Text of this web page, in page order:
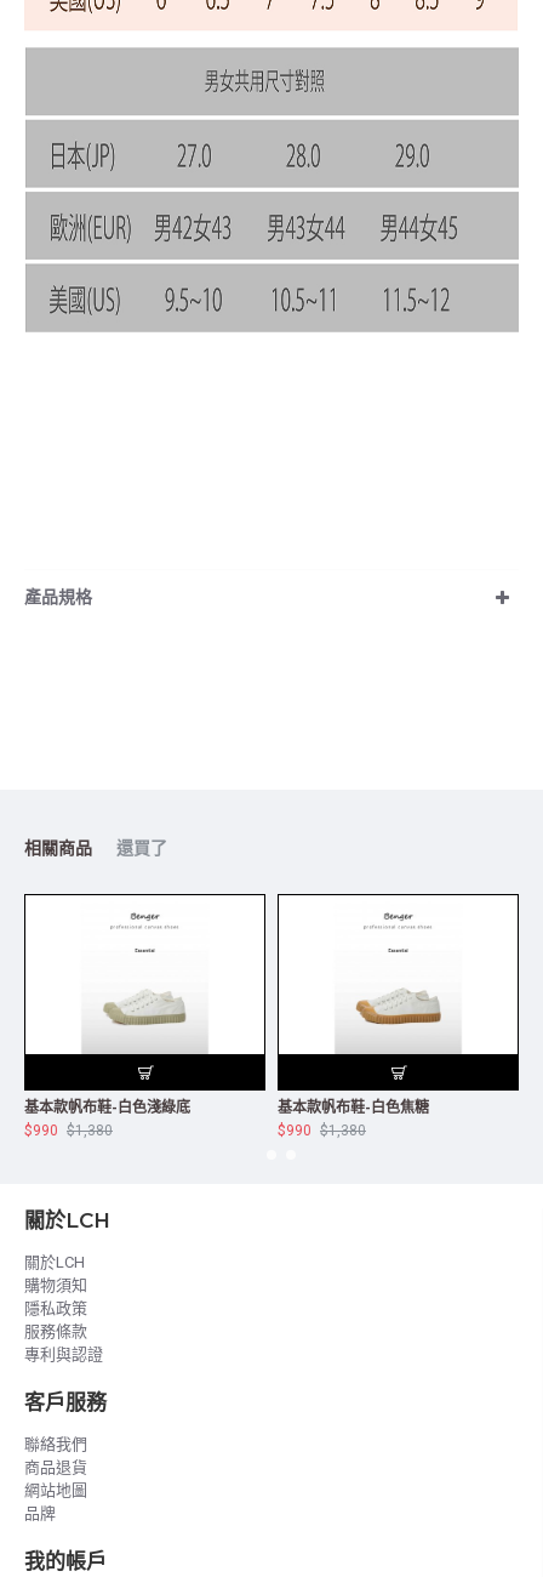
產品規格
相關商品 還買了
基本款帆布鞋-白色淺綠底
$990 $1,380
基本款帆布鞋-白色焦糖
$990 $1,380
關於LCH
關於LCH
購物須知
隱私政策
服務條款
專利與認證
客戶服務
聯絡我們
商品退貨
網站地圖
品牌
我的帳戶